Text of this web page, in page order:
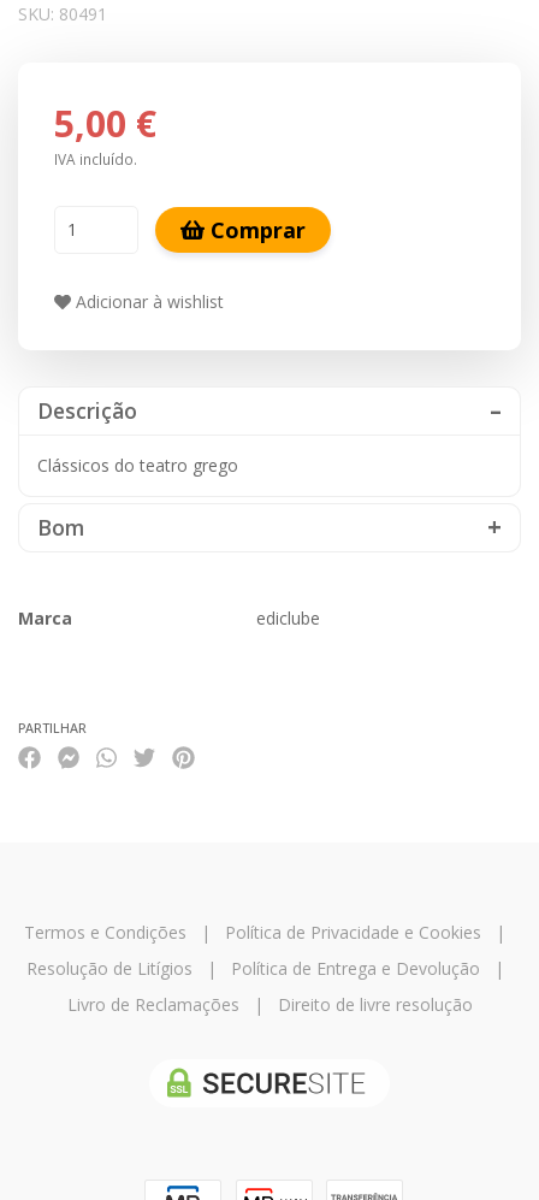
SKU: 80491
5,00 €
IVA incluído.
Comprar
Adicionar à wishlist
Descrição
Clássicos do teatro grego
Bom
Marca
ediclube
PARTILHAR
Termos e Condições | Política de Privacidade e Cookies |
Resolução de Litígios | Política de Entrega e Devolução |
Livro de Reclamações | Direito de livre resolução